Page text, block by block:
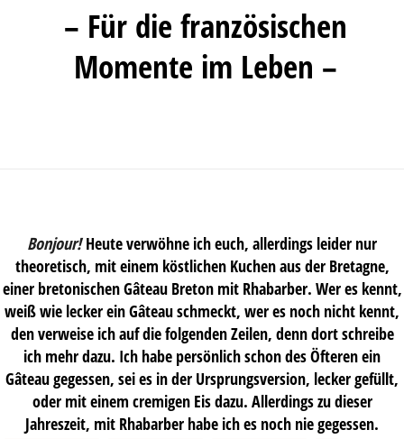
– Für die französischen
Momente im Leben –
Bonjour!Heute verwöhne ich euch, allerdings leider nur
theoretisch, mit einem köstlichen Kuchen aus der Bretagne,
einer bretonischen Gâteau Breton mit Rhabarber. Wer es kennt,
weiß wie lecker ein Gâteau schmeckt, wer es noch nicht kennt,
den verweise ich auf die folgenden Zeilen, denn dort schreibe
ich mehr dazu. Ich habe persönlich schon des Öfteren ein
Gâteau gegessen, sei es in der Ursprungsversion, lecker gefüllt,
oder mit einem cremigen Eis dazu. Allerdings zu dieser
Jahreszeit, mit Rhabarber habe ich es noch nie gegessen.